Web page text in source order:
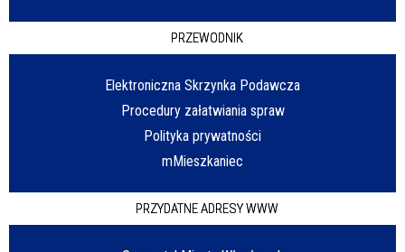
PRZEWODNIK
Elektroniczna Skrzynka Podawcza
Procedury załatwiania spraw
Polityka prywatności
mMieszkaniec
PRZYDATNE ADRESY WWW